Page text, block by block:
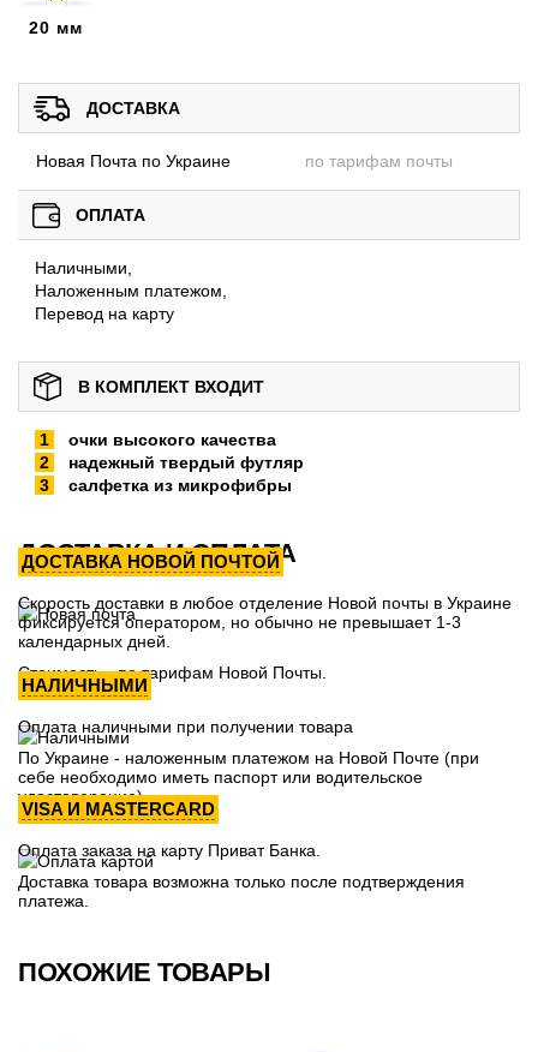
20 мм
ДОСТАВКА
Новая Почта по Украине по тарифам почты
ОПЛАТА
Наличными,
Наложенным платежом,
Перевод на карту
В КОМПЛЕКТ ВХОДИТ
очки высокого качества
надежный твердый футляр
салфетка из микрофибры
ДОСТАВКА И ОПЛАТА
ДОСТАВКА НОВОЙ ПОЧТОЙ
Скорость доставки в любое отделение Новой почты в Украине
фиксируется оператором, но обычно не превышает 1-3
календарных дней.
Стоимость - по тарифам Новой Почты.
НАЛИЧНЫМИ
Оплата наличными при получении товара
По Украине - наложенным платежом на Новой Почте (при
себе необходимо иметь паспорт или водительское
удостоверение)
VISA И MASTERCARD
Оплата заказа на карту Приват Банка.
Доставка товара возможна только после подтверждения
платежа.
ПОХОЖИЕ ТОВАРЫ